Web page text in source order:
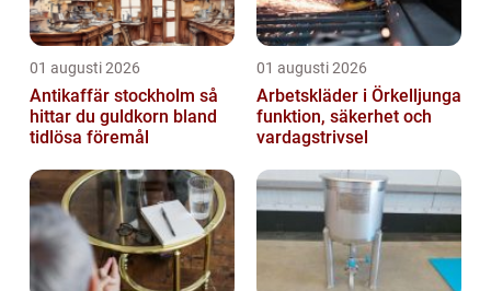
01 augusti 2026
Antikaffär stockholm så
hittar du guldkorn bland
tidlösa föremål
01 augusti 2026
Arbetskläder i Örkelljunga
funktion, säkerhet och
vardagstrivsel